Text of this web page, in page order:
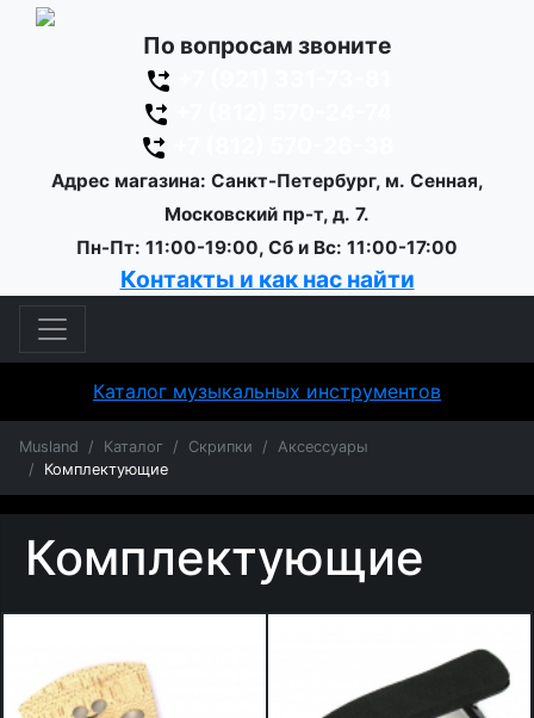
По вопросам звоните
Адрес магазина: Санкт-Петербург, м. Сенная,
Московский пр-т, д. 7.
Пн-Пт: 11:00-19:00, Сб и Вс: 11:00-17:00
Контакты и как нас найти
Каталог музыкальных инструментов
Musland Каталог Скрипки
Аксессуары
Комплектующие
Комплектующие